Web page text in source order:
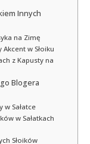
Innych
na Zimę
w Słoiku
z Kapusty na
Blogera
w Sałatce
w Sałatkach
Słoików